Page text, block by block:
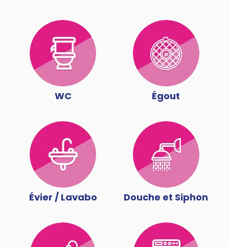
WC Égout
Évier / Lavabo Douche et Siphon